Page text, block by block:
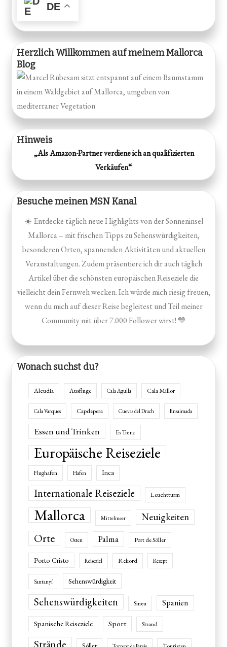
DE
Herzlich Willkommen auf meinem Mallorca
Blog
Hinweis
„Als Amazon-Partner verdiene ich an qualifizierten
Verkäufen“
Besuche meinen MSN Kanal
☀️ Entdecke täglich neue Highlights von der Sonneninsel
Mallorca – mit frischen Tipps zu Sehenswürdigkeiten,
besonderen Orten, spannenden Aktivitäten und aktuellen
Veranstaltungen. Zudem präsentiere ich dir auch täglich
Artikel über die schönsten europäischen Reiseziele die
vielleicht dein Fernweh wecken. Ich würde mich riesig freuen,
wenn du mich auf dieser Reise begleitest und Teil meiner
Community mit über 7.000 Follower wirst! 💛
Wonach suchst du?
Alcudia Ausflüge Cala Agulla Cala Millor
Cala Varques Capdepera Cuevas del Drach Ensaimada
Essen und Trinken Es Trenc
Europäische Reiseziele
Flughafen Hafen Inca
Internationale Reiseziele Leuchtturm
Mallorca Mittelmeer Neuigkeiten
Orte Osten Palma Port de Sóller
Porto Cristo Reiseziel Rekord Rezept
Santanyí Sehenswürdigkeit
Sehenswürdigkeiten Sineu Spanien
Spanische Reiseziele Sport Strand